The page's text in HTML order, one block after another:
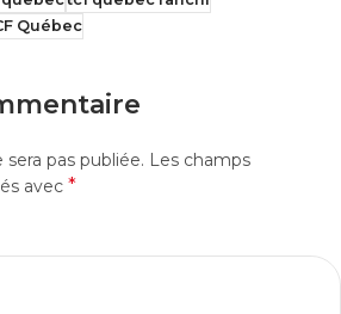
Québec
pas publiée. Les champs
avec *